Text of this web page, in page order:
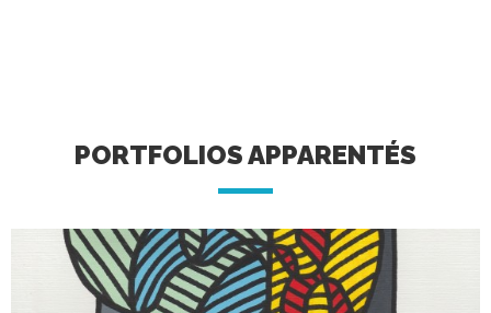
PORTFOLIOS APPARENTÉS